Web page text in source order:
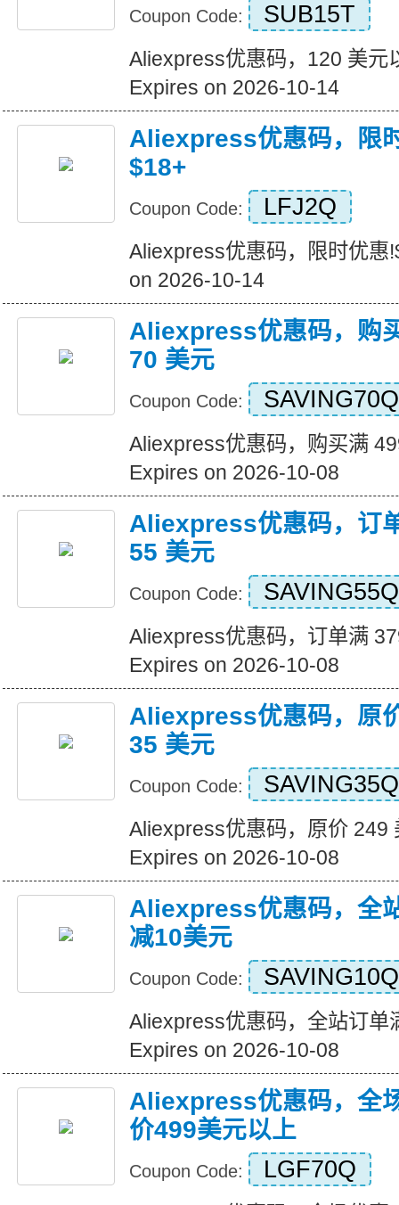
Coupon Code: SUB15T
Aliexpress优惠码，120 美元
Expires on 2026-10-14
Aliexpress优惠码，限
$18+
Coupon Code: LFJ2Q
Aliexpress优惠码，限时优惠
on 2026-10-14
Aliexpress优惠码，购
70 美元
Coupon Code: SAVING70Q
Aliexpress优惠码，购买满
Expires on 2026-10-08
Aliexpress优惠码，订
55 美元
Coupon Code: SAVING55Q
Aliexpress优惠码，订单满
Expires on 2026-10-08
Aliexpress优惠码，原
35 美元
Coupon Code: SAVING35Q
Aliexpress优惠码，原价 249
Expires on 2026-10-08
Aliexpress优惠码，全
减10美元
Coupon Code: SAVING10Q
Aliexpress优惠码，全站订单
Expires on 2026-10-08
Aliexpress优惠码，全
价499美元以上
Coupon Code: LGF70Q